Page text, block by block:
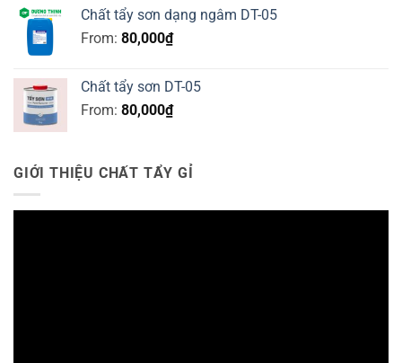
Chất tẩy sơn dạng ngâm DT-05
From: 80,000₫
Chất tẩy sơn DT-05
From: 80,000₫
GIỚI THIỆU CHẤT TẨY GỈ